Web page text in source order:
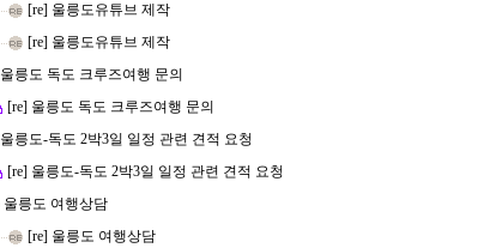
[re] 울릉도유튜브 제작
[re] 울릉도유튜브 제작
울릉도 독도 크루즈여행 문의
[re] 울릉도 독도 크루즈여행 문의
울릉도-독도 2박3일 일정 관련 견적 요청
[re] 울릉도-독도 2박3일 일정 관련 견적 요청
울릉도 여행상담
[re] 울릉도 여행상담